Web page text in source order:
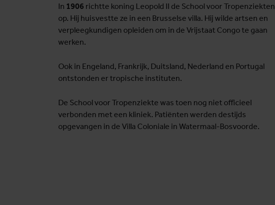
In 1906 richtte koning Leopold II de School voor Tropenziekten
op. Hij huisvestte ze in een Brusselse villa. Hij wilde artsen en
verpleegkundigen opleiden om in de Vrijstaat Congo te gaan
werken.
Ook in Engeland, Frankrijk, Duitsland, Nederland en Portugal
ontstonden er tropische instituten.
De School voor Tropenziekte was toen nog niet officieel
verbonden met een kliniek. Patiënten werden destijds
opgevangen in de Villa Coloniale in Watermaal-Bosvoorde.